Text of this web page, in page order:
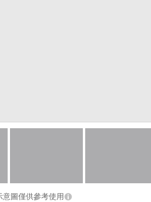
圖僅供參考使用